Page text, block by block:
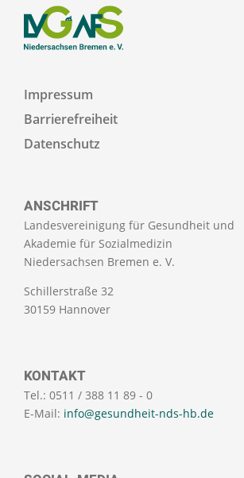
ANSCHRIFT
Landesvereinigung für Gesundheit und
Akademie für Sozialmedizin
Niedersachsen Bremen e. V.
Schillerstraße 32
30159 Hannover
KONTAKT
Tel.: 0511 / 388 11 89 - 0
E-Mail: info@gesundheit-nds-hb.de
Impressum
Barrierefreiheit
Datenschutz